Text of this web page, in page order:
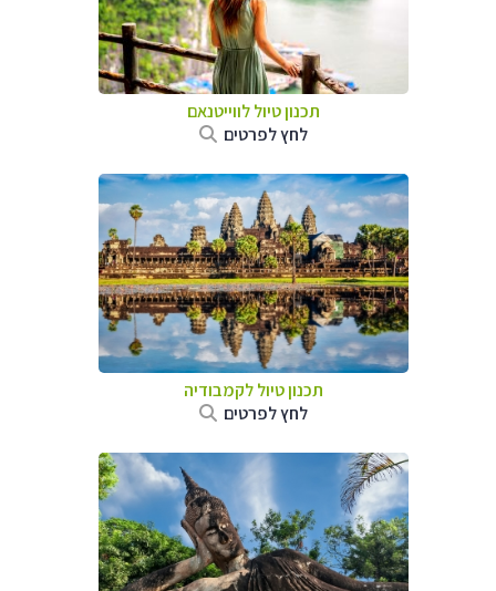
תכנון טיול לווייטנאם
לחץ לפרטים
תכנון טיוללקמבודיה
לחץ לפרטים